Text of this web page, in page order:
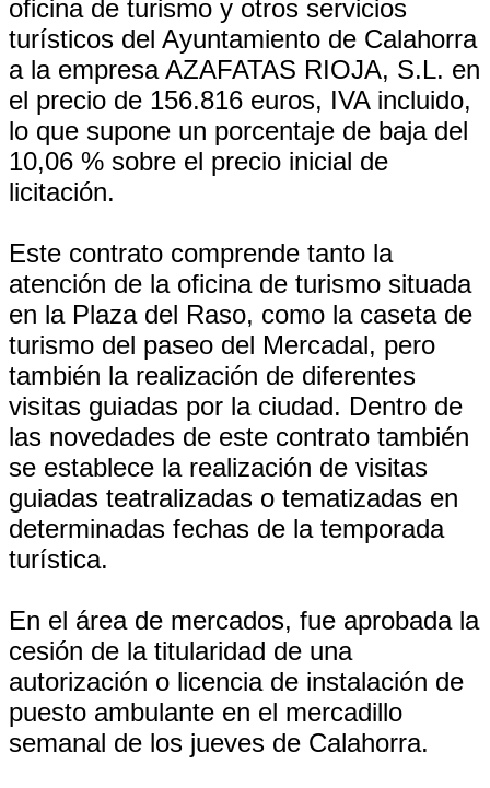
oficina de turismo y otros servicios
turísticos del Ayuntamiento de Calahorra
a la empresa AZAFATAS RIOJA, S.L. en
el precio de 156.816 euros, IVA incluido,
lo que supone un porcentaje de baja del
10,06 % sobre el precio inicial de
licitación.
Este contrato comprende tanto la
atención de la oficina de turismo situada
en la Plaza del Raso, como la caseta de
turismo del paseo del Mercadal, pero
también la realización de diferentes
visitas guiadas por la ciudad. Dentro de
las novedades de este contrato también
se establece la realización de visitas
guiadas teatralizadas o tematizadas en
determinadas fechas de la temporada
turística.
En el área de mercados, fue aprobada la
cesión de la titularidad de una
autorización o licencia de instalación de
puesto ambulante en el mercadillo
semanal de los jueves de Calahorra.